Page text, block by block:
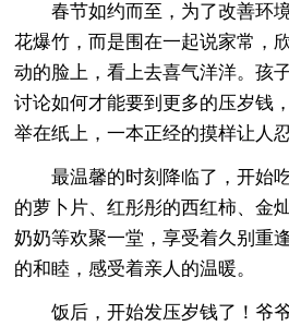
春节如约而至，为了改善环
花爆竹，而是围在一起说家常，
动的脸上，看上去喜气洋洋。孩
讨论如何才能要到更多的压岁钱
举在纸上，一本正经的摸样让人
最温馨的时刻降临了，开始
的萝卜片、红彤彤的西红柿、金
奶奶等欢聚一堂，享受着久别重
的和睦，感受着亲人的温暖。
饭后，开始发压岁钱了！爷